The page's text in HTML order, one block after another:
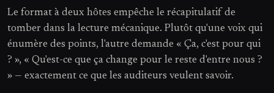
Le format à deux hôtes empêche le récapitulatif de
tomber dans la lecture mécanique. Plutôt qu'une voix qui
énumère des points, l'autre demande « Ça, c'est pour qui
? », « Qu'est-ce que ça change pour le reste d'entre nous ?
» — exactement ce que les auditeurs veulent savoir.